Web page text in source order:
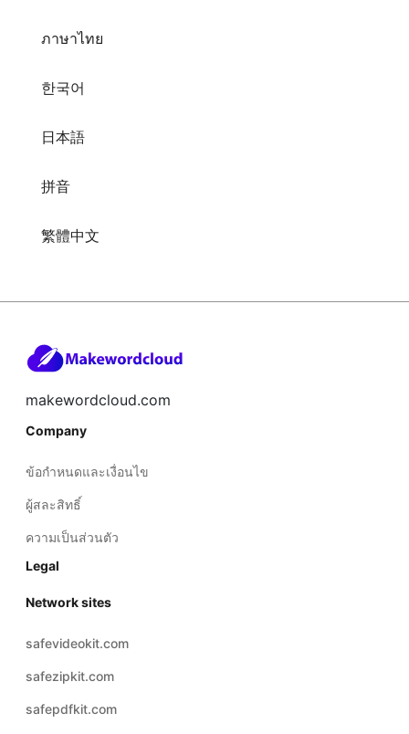
ภาษาไทย
한국어
日本語
拼音
繁體中文
makewordcloud.com
Company
ข้อกำหนดและเงื่อนไข
ผู้สละสิทธิ์
ความเป็นส่วนตัว
Legal
Network sites
safevideokit.com
safezipkit.com
safepdfkit.com